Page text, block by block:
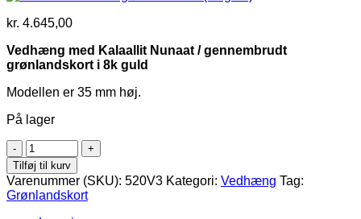
kr. 4.645,00
Vedhæng med Kalaallit Nunaat / gennembrudt
grønlandskort i 8k guld
Modellen er 35 mm høj.
På lager
Kalaallit
Nunaat
/
grønlandskort
(8k
Tilføj til kurv
Varenummer (SKU): 520V3 Kategori: Vedhæng Tag:
Grønlandskort